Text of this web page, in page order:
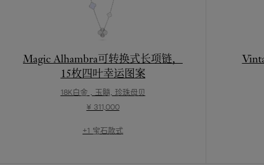
Magic Alhambra可转换式长项链，
15枚四叶幸运图案
18K白金 , 玉髓, 珍珠母贝
¥ 311,000
+1 宝石款式